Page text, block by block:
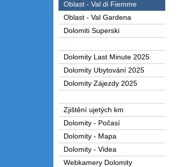
Oblast - Val di Fiemme
Oblast - Val Gardena
Dolomiti Superski
Dolomity Last Minute 2025
Dolomity Ubytování 2025
Dolomity Zájezdy 2025
Zjištění ujetých km
Dolomity - Počasí
Dolomity - Mapa
Dolomity - Videa
Webkamery Dolomity